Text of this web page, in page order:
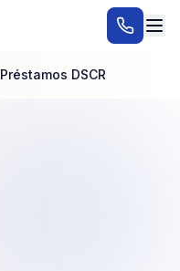
Préstamos DSCR